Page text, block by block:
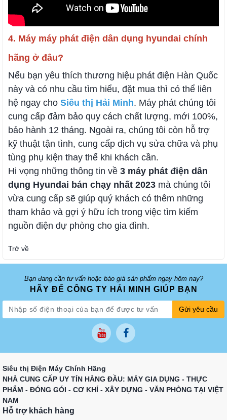
4. Máy máy phát điện dân dụng hyundai chính
hãng ở đâu?
Nếu bạn yêu thích thương hiệu phát điện Hàn Quốc
này và có nhu cầu tìm hiểu, đặt mua thì có thể liên
hệ ngay cho Siêu thị Hải Minh. Máy phát chúng tôi
cung cấp đảm bảo quy cách chất lượng, mới 100%,
bảo hành 12 tháng. Ngoài ra, chúng tôi còn hỗ trợ
kỹ thuật tận tình, cung cấp dịch vụ sửa chữa và phụ
tùng phụ kiện thay thế khi khách cần.
Hi vọng những thông tin về 3 máy phát điện dân
dụng Hyundai bán chạy nhất 2023 mà chúng tôi
vừa cung cấp sẽ giúp quý khách có thêm những
tham khảo và gợi ý hữu ích trong việc tìm kiếm
nguồn điện dự phòng cho gia đình.
Trở về
Bạn đang cần tư vấn hoặc báo giá sản phẩm ngay hôm nay?
HÃY ĐỂ CÔNG TY HẢI MINH GIÚP BẠN
Gửi yêu cầu
Siêu thị Điện Máy Chính Hãng
NHÀ CUNG CẤP UY TÍN HÀNG ĐẦU: MÁY GIA DỤNG - THỰC
PHẨM - ĐÓNG GÓI - CƠ KHÍ - XÂY DỰNG - VĂN PHÒNG TẠI VIỆT
NAM
Hỗ trợ khách hàng